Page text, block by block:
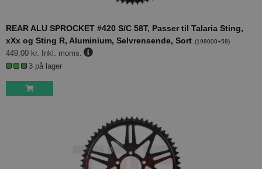
REAR ALU SPROCKET #420 S/C 58T, Passer til Talaria Sting,
xXx og Sting R, Aluminium, Selvrensende, Sort (198000+58)
449,00 kr.
Inkl. moms.
3 på lager